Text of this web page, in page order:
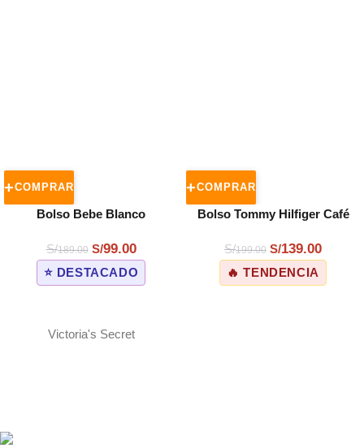
COMPRAR
Bolso Bebe Blanco
S/189.00 S/99.00
⭐ DESTACADO
COMPRAR
Bolso Tommy Hilfiger Café
S/199.00 S/139.00
🔥 TENDENCIA
Victoria's Secret